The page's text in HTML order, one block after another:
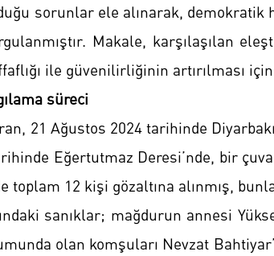
sorunlar ele alınarak,
Makale, karşılaşılan
ile güvenilirliğinin artırılması
süreci
21 Ağustos 2024 tarihinde
Eğertutmaz Deresi’nde, bir
12 kişi gözaltına alınmış,
sanıklar; mağdurun annesi
olan komşuları Nevzat